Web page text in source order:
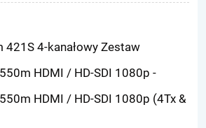
421S 4-kanałowy Zestaw
HDMI / HD-SDI 1080p -
HDMI / HD-SDI 1080p (4Tx &